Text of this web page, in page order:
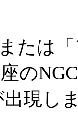
または
の
現し